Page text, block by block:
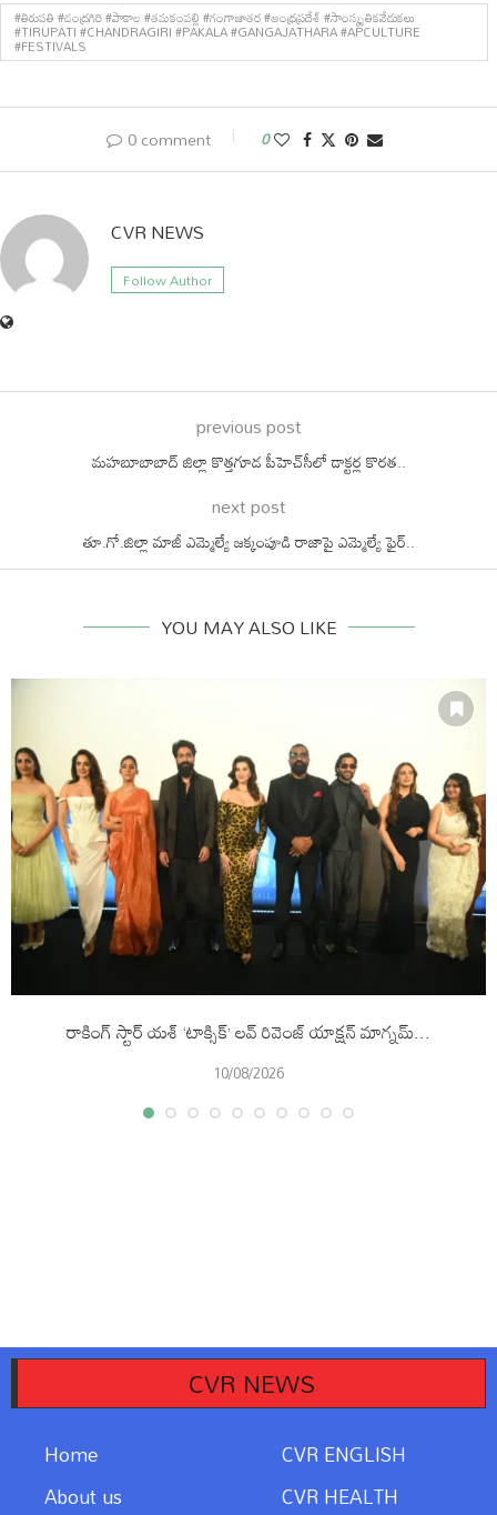
#తిరుపతి #చంద్రగిరి #పాకాల #తమకంపల్లి #గంగాజాతర #ఆంధ్రప్రదేశ్ #సాంస్కృతికవేడుకలు
#TIRUPATI #CHANDRAGIRI #PAKALA #GANGAJATHARA #APCULTURE
#FESTIVALS
0 comment 0
CVR NEWS
Follow Author
previous post
మహబూబాబాద్ జిల్లా కొత్తగూడ పీహెచ్‌సీలో డాక్టర్ల కొరత..
next post
తూ.గో.జిల్లా మాజీ ఎమ్మెల్యే జక్కంపూడి రాజాపై ఎమ్మెల్యే ఫైర్..
YOU MAY ALSO LIKE
రాకింగ్ స్టార్ యశ్ ‘టాక్సిక్’ లవ్ రివెంజ్ యాక్షన్ మాగ్నమ్...
10/08/2026
CVR NEWS
Home
CVR ENGLISH
About us
CVR HEALTH